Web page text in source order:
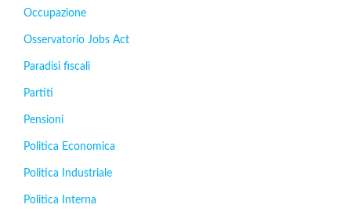
Occupazione
Osservatorio Jobs Act
Paradisi fiscali
Partiti
Pensioni
Politica Economica
Politica Industriale
Politica Interna